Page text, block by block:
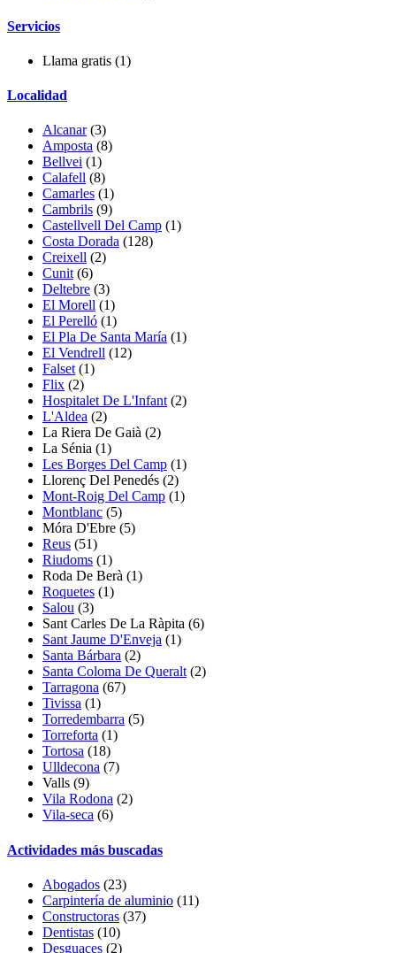
Servicios
Llama gratis (1)
Localidad
Alcanar(3)
Amposta (8)
Bellvei (1)
Calafell (8)
Camarles (1)
Cambrils (9)
Castellvell Del Camp (1)
Costa Dorada (128)
Creixell (2)
Cunit(6)
Deltebre (3)
El Morell (1)
El Perelló (1)
El Pla De Santa María (1)
El Vendrell (12)
Falset(1)
Flix (2)
Hospitalet De L'Infant(2)
L'Aldea (2)
La Riera De Gaià (2)
La Sénia (1)
Les Borges Del Camp (1)
Llorenç Del Penedés (2)
Mont-Roig Del Camp (1)
Montblanc (5)
Móra D'Ebre (5)
Reus (51)
Riudoms (1)
Roda De Berà (1)
Roquetes (1)
Salou (3)
Sant Carles De La Ràpita (6)
Sant Jaume D'Enveja (1)
Santa Bárbara (2)
Santa Coloma De Queralt(2)
Tarragona (67)
Tivissa (1)
Torredembarra (5)
Torreforta (1)
Tortosa (18)
Ulldecona (7)
Valls (9)
Vila Rodona (2)
Vila-seca (6)
Actividades más buscadas
Abogados (23)
Carpintería de aluminio (11)
Constructoras (37)
Dentistas (10)
Desguaces (2)